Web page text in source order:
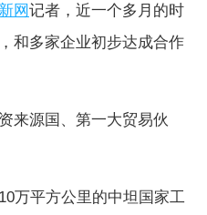
网记者，近一个多月的时
和多家企业初步达成合作
源国、第一大贸易伙
平方公里的中坦国家工